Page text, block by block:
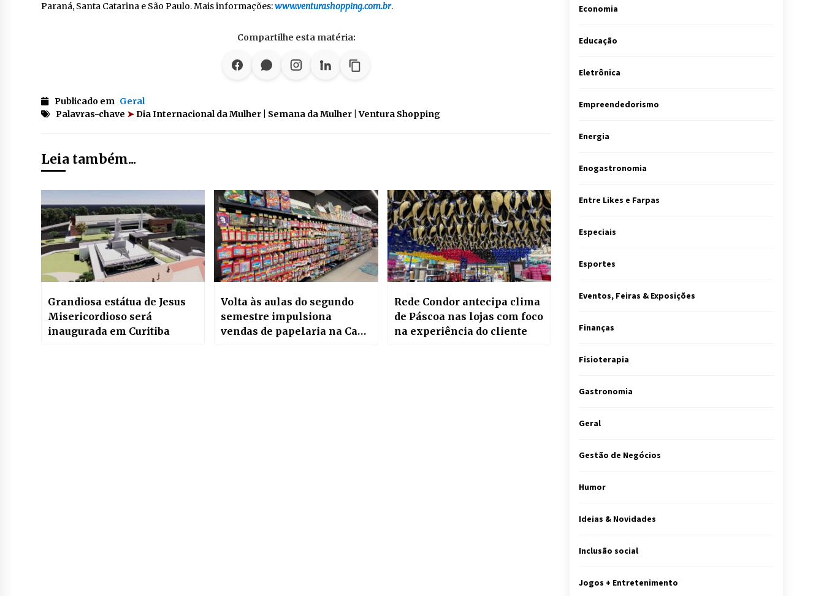
Paraná, Santa Catarina e São Paulo. Mais informações:www.venturashopping.com.br.
Compartilhe esta matéria:
Publicado em Geral
Palavras-chave ➤Dia Internacional da Mulher | Semana da Mulher | Ventura Shopping
Leia também...
Grandiosa estátua de Jesus
Misericordioso será
inaugurada em Curitiba
Volta às aulas do segundo
semestre impulsiona
vendas de papelaria na Casa
Rede Condor antecipa clima
de Páscoa nas lojas com foco
na experiência do cliente
Economia
Educação
Eletrônica
Empreendedorismo
Energia
Enogastronomia
Entre Likes e Farpas
Especiais
Esportes
Eventos, Feiras & Exposições
Finanças
Fisioterapia
Gastronomia
Geral
Gestão de Negócios
Humor
Ideias & Novidades
Inclusão social
Jogos + Entretenimento